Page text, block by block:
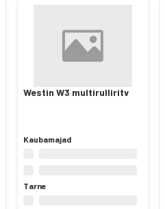
Westin W3 multirulliritv
Kaubamajad
Tarne